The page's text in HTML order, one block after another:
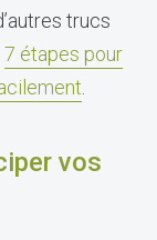
trucs
7 étapes pour
vos